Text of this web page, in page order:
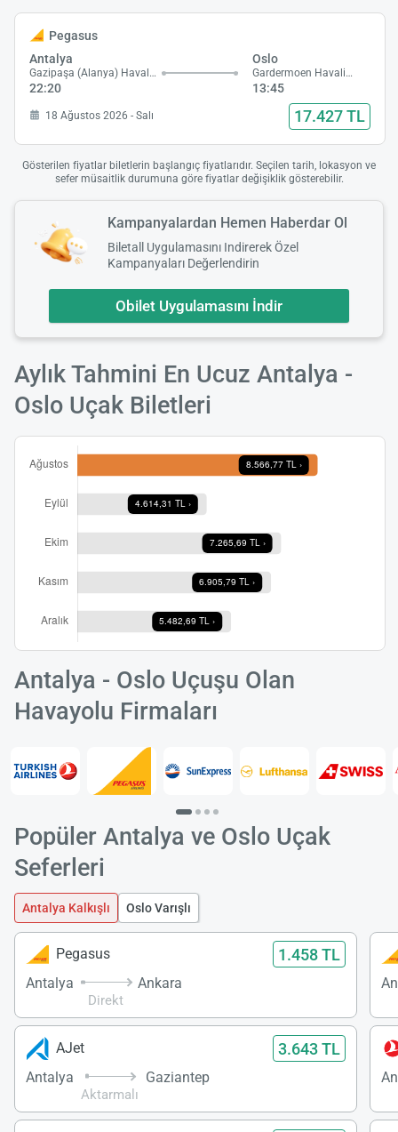
Pegasus
Antalya
Gazipaşa (Alanya) Havalimanı
22:20
Oslo
Gardermoen Havalimanı
13:45
18 Ağustos 2026 - Salı 17.427 TL
Gösterilen fiyatlar biletlerin başlangıç fiyatlarıdır. Seçilen tarih, lokasyon ve
sefer müsaitlik durumuna göre fiyatlar değişiklik gösterebilir.
Kampanyalardan Hemen Haberdar Ol
Biletall Uygulamasını Indirerek Özel
Kampanyaları Değerlendirin
Obilet Uygulamasını İndir
Aylık Tahmini En Ucuz Antalya -
Oslo Uçak Biletleri
Antalya - Oslo Uçuşu Olan
Havayolu Firmaları
Popüler Antalya ve Oslo Uçak
Seferleri
Antalya Kalkışlı Oslo Varışlı
Pegasus 1.458 TL
Antalya
Direkt
Ankara
AJet 3.643 TL
Antalya
Aktarmalı
Gaziantep